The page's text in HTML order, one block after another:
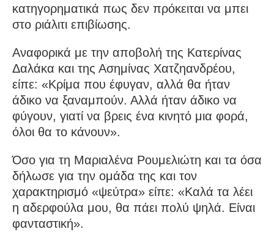
κατηγορηματικά πως δεν πρόκειται να μπει
στο ριάλιτι επιβίωσης.
Αναφορικά με την αποβολή της Κατερίνας
Δαλάκα και της Ασημίνας Χατζηανδρέου,
είπε: «Κρίμα που έφυγαν, αλλά θα ήταν
άδικο να ξαναμπούν. Αλλά ήταν άδικο να
φύγουν, γιατί να βρεις ένα κινητό μια φορά,
όλοι θα το κάνουν».
Όσο για τη Μαριαλένα Ρουμελιώτη και τα όσα
δήλωσε για την ομάδα της και τον
χαρακτηρισμό «ψεύτρα» είπε: «Καλά τα λέει
η αδερφούλα μου, θα πάει πολύ ψηλά. Είναι
φανταστική».